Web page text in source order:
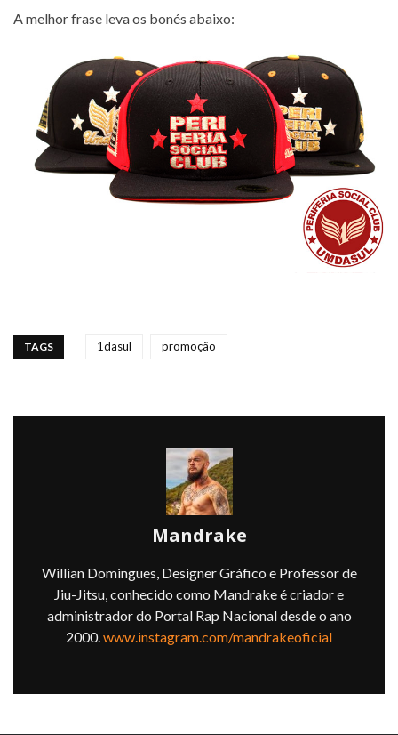
A melhor frase leva os bonés abaixo:
TAGS 1dasul promoção
Mandrake
Willian Domingues, Designer Gráfico e Professor de
Jiu-Jitsu, conhecido como Mandrake é criador e
administrador do Portal Rap Nacional desde o ano
2000. www.instagram.com/mandrakeoficial